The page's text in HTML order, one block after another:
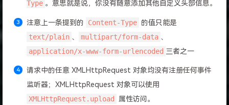
Type 。意思就是说，你没有随意添加其他自定义头部信息。
注意上一条提到的 Content-Type 的值只能是
text/plain 、 multipart/form-data 、
application/x-www-form-urlencoded 三者之一
请求中的任意 XMLHttpRequest 对象均没有注册任何事件
监听器；XMLHttpRequest 对象可以使用
XMLHttpRequest.upload
属性访问。